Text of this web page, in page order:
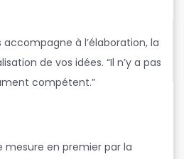
à l’élaboration, la
de vos idées. “Il n’y a pas
compétent.”
mesure en premier par la